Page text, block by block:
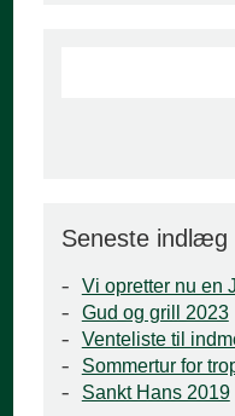
Seneste indlæg
Vi opretter nu en
Gud og grill 2023
Venteliste til
Sommertur for
Sankt Hans 2019